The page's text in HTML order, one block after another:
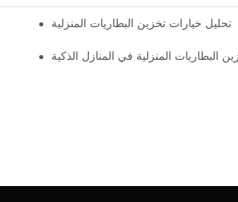
تحليل خيارات تخزين البطاريات المنزلية
البطاريات المنزلية في المنازل الذكية